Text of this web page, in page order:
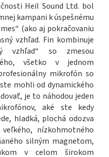
Heil Sound Ltd. bol
kampani k úspešnému
(ako aj pokračovaniu
vzhľad. Fin kombinuje
vzhľad“ so zmesou
všetko v jednom
mikrofón so
mohli od dynamického
je to náhodou jeden
aké ste kedy
hladká, plochá odozva
nízkohmotného
silným magnetom,
v celom širokom